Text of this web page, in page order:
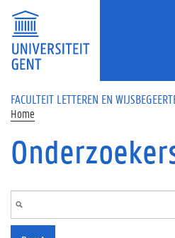
Overslaan en naar de inhoud gaan
FACULTEIT LETTEREN EN
Home